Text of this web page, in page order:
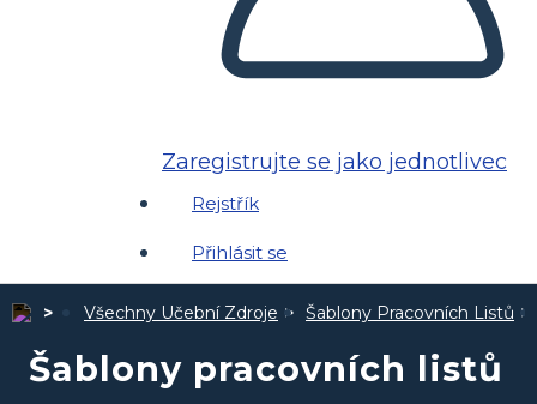
Zaregistrujte se jako jednotlivec
Rejstřík
Přihlásit se
Všechny Učební Zdroje Šablony Pracovních Listů
Šablony pracovních listů